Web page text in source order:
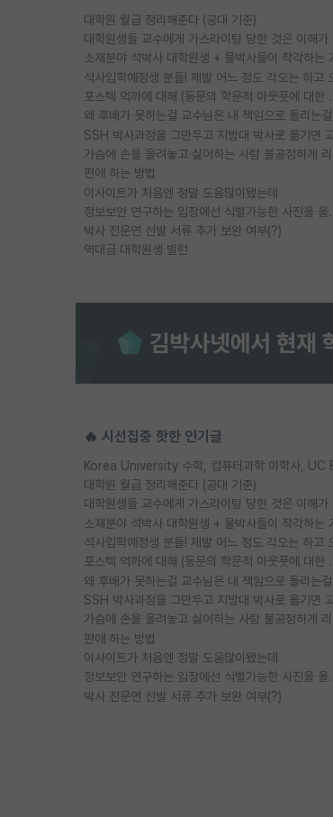
대학원 월급 정리해준다 (공대 기준)
소재분야 석박사 대학원생 + 물박사들이 착각하는
포스텍 억까
가슴에 손을 올려놓고 싫어하는 사람 불공정하게
편애 하는 방법
이사이트가 처음엔 정말 도움많이됐는데
정보보안 연구하
박사 전문연 선발 서류 추가 보완 여부(?)
역대급 대학원생 빌런
🔥 시선집중 핫한 인기글
대학원 월급 정리해준다 (공대 기준)
소재분야 석박사 대학원생 + 물박사들이 착각하는
포스텍 억까
가슴에 손을 올려놓고 싫어하는 사람 불공정하게
편애 하는 방법
이사이트가 처음엔 정말 도움많이됐는데
정보보안 연구하
박사 전문연 선발 서류 추가 보완 여부(?)